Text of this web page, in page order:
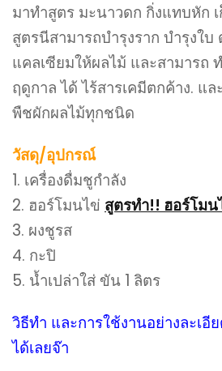
มาทำสูตร มะนาวดก กิ่งแทบหัก
สูตรนีสามารถบำรุงราก บำรุงใบ
แคลเซียมให้ผลไม้ และสามารถ
ฤดูกาล ได้ ไร้สารเคมีตกค้าง. แ
พืชผักผลไม้ทุกชนิด
วัสดุ/อุปกรณ์
1. เครื่องดื่มชูกำลัง
2. ฮอร์โมนไข่ สูตรทำ!! ฮอร์โมน
3. ผงชูรส
4. กะปิ
5. น้ำเปล่าใส่ ขัน 1 ลิตร
วิธีทำ และการใช้งานอย่างละเ
ได้เลยจ๊า